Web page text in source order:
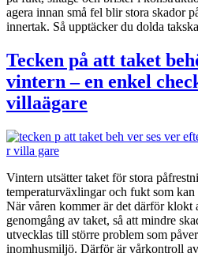
agera innan små fel blir stora skador
innertak. Så upptäcker du dolda
Tecken på att taket
vintern – en enkel
villaägare
Vintern utsätter taket för stora
temperaturväxlingar och fukt som kan
När våren kommer är det därför klokt
genomgång av taket, så att mindre
utvecklas till större problem som
inomhusmiljö. Därför är vårkontroll